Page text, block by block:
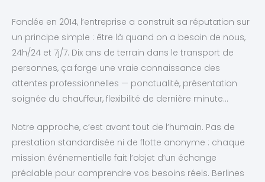
Fondée en 2014, l’entreprise a construit sa réputation sur
un principe simple : être là quand on a besoin de nous,
24h/24 et 7j/7. Dix ans de terrain dans le transport de
personnes, ça forge une vraie connaissance des
attentes professionnelles — ponctualité, présentation
soignée du chauffeur, flexibilité de dernière minute…
Notre approche, c’est avant tout de l’humain. Pas de
prestation standardisée ni de flotte anonyme : chaque
mission événementielle fait l’objet d’un échange
préalable pour comprendre vos besoins réels. Berlines